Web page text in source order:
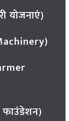
योजनाएं)
फाउंडेशन)